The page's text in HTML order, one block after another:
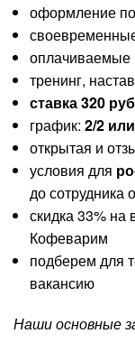
оформление
оплачиваемые
тренинг,
ставка 320
график: 2/2
открытая и
условия для
до сотрудника
скидка 33%
Кофеварим
подберем для
вакансию
Наши основные